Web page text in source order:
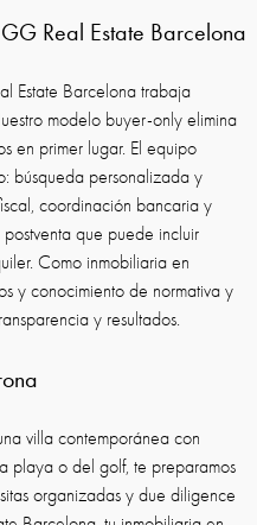
Real Estate Barcelona
Estate Barcelona trabaja
modelo buyer-only elimina
en primer lugar. El equipo
búsqueda personalizada y
coordinación bancaria y
que puede incluir
Como inmobiliaria en
y conocimiento de normativa y
y resultados.
villa contemporánea con
playa o del golf, te preparamos
organizadas y due diligence